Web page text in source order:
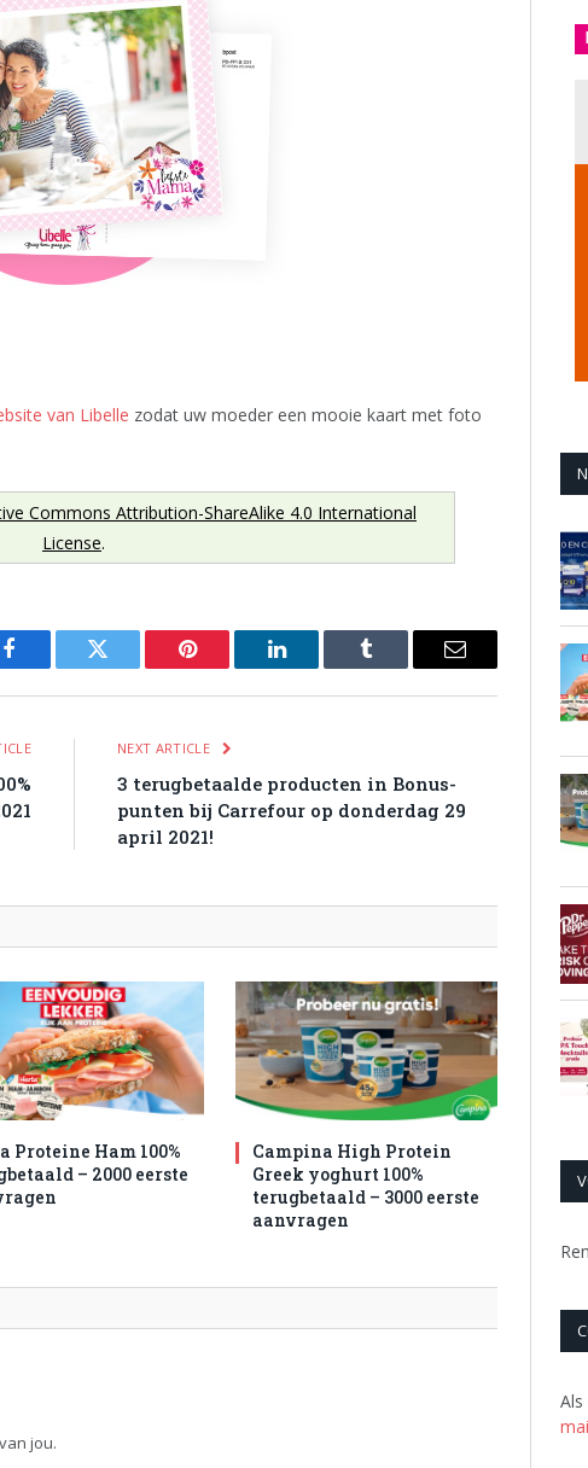
van Libelle zodat uw moeder een mooie kaart met foto
Commons Attribution-ShareAlike 4.0 International
License.
Facebook Twitter Pinterest LinkedIn Tumblr Email
NEXT ARTICLE
3 terugbetaalde producten in Bonus-
punten bij Carrefour op donderdag 29
april 2021!
Proteine Ham 100%
– 2000 eerste
Campina High Protein
Greek yoghurt 100%
terugbetaald – 3000 eerste
aanvragen
jou.